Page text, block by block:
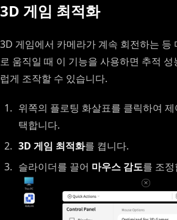
3D 게임 최적화
3D 게임에서 카메라가 계속 회전하는 등
로 움직일 때 이 기능을 사용하면 추적
럽게 조작할 수 있습니다.
위쪽의 플로팅 화살표를 클릭하여
택합니다.
3D 게임 최적화를 켭니다.
슬라이더를 끌어 마우스 감도를 조